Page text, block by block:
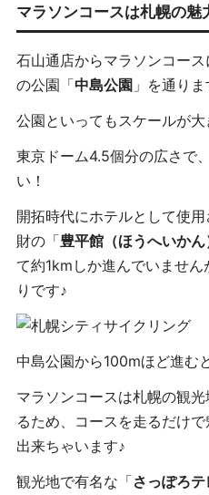
マラソンコースは札幌の魅
石山通店からマラソンコー
の公園「中島公園 」を通りま
公園といってもスケールが大
東京ドーム4.5個分の広さで
い！
開拓時代にホテルとして使
財の「豊平館（ほうへいかん
て約1kmしか進んでいませ
りです♪
中島公園から100mほど進む
マラソンコースは札幌の観
るため、コースを走るだけ
出来ちゃいます♪
観光地で有名な「さっぽろ